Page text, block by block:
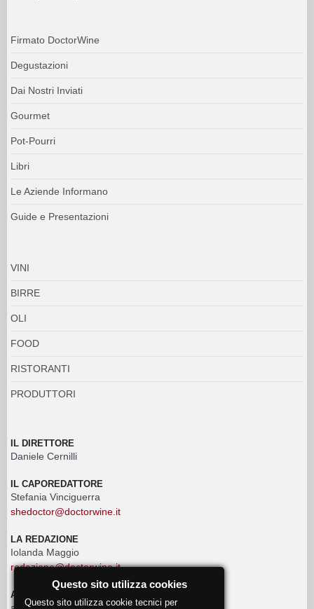
Firmato DoctorWine
Degustazioni
Dai Nostri Inviati
Gourmet
Pot-Pourri
Libri
Le Aziende Informano
Guide e Presentazioni
VINI
BIRRE
OLI
FOOD
RISTORANTI
PRODUTTORI
IL DIRETTORE
Daniele Cernilli
IL CAPOREDATTORE
Stefania Vinciguerra
shedoctor@doctorwine.it
LA REDAZIONE
Iolanda Maggio
redazione@doctorwine.it
ADVERTISING
Questo sito utilizza cookies
Questo sito utilizza cookie tecnici per